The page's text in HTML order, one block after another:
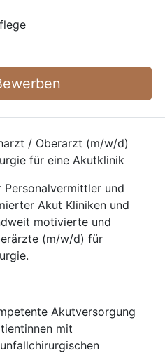
/ Oberarzt (m/w/d)
für eine Akutklinik
und
Akut Kliniken und
motivierte und
(m/w/d) für
Akutversorgung
mit